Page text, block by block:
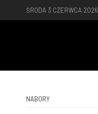
ŚRODA 3 CZERWCA 2026
NABORY